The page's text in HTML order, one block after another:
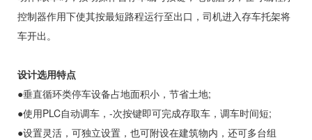
控制器作用下使其按最短路程运行至出口，司机进入存车托架将
车开出。
设计选用特点
●垂直循环类停车设备占地面积小，节省土地;
●使用PLC自动调车，-次按键即可完成存取车，调车时间短;
●设置灵活，可独立设置，也可附设在建筑物内，还可多台组